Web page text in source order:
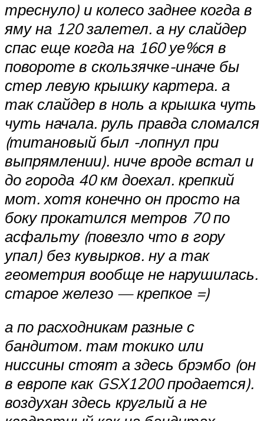
треснуло) и колесо заднее когда в
яму на 120 залетел. а ну слайдер
спас еще когда на 160 уе%ся в
повороте в скользячке-иначе бы
стер левую крышку картера. а
так слайдер в ноль а крышка чуть
чуть начала. руль правда сломался
(титановый был -лопнул при
выпрямлении). ниче вроде встал и
до города 40 км доехал. крепкий
мот. хотя конечно он просто на
боку прокатился метров 70 по
асфальту (повезло что в гору
упал) без кувырков. ну а так
геометрия вообще не нарушилась.
старое железо — крепкое =)
а по расходникам разные с
бандитом. там токико или
ниссины стоят а здесь брэмбо (он
в европе как GSX1200 продается).
воздухан здесь круглый а не